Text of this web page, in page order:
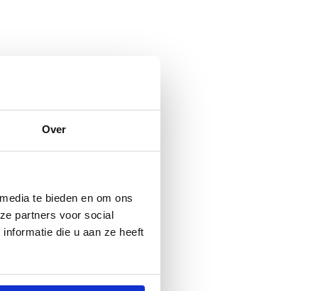
Over
te bieden en om ons
partners voor social
die u aan ze heeft